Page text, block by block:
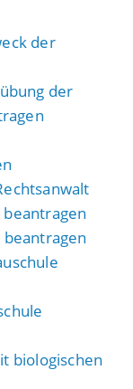
der
der
biologischen